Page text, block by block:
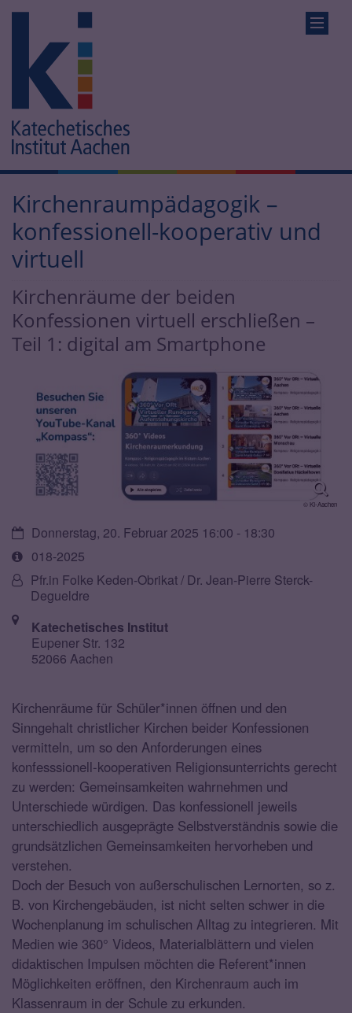
Kirchenraumpädagogik –
konfessionell-kooperativ und
virtuell
Kirchenräume der beiden
Konfessionen virtuell erschließen –
Teil 1: digital am Smartphone
© KI-Aachen
Datum:Donnerstag, 20. Februar 2025 16:00 - 18:30
Art
bzw.
Nummer:
018-2025
Von:Pfr.in Folke Keden-Obrikat / Dr. Jean-Pierre Sterck-
Degueldre
Ort: Katechetisches Institut
Eupener Str. 132
52066 Aachen
Kirchenräume für Schüler*innen öffnen und den
Sinngehalt christlicher Kirchen beider Konfessionen
vermitteln, um so den Anforderungen eines
konfesssionell-kooperativen Religionsunterrichts gerecht
zu werden: Gemeinsamkeiten wahrnehmen und
Unterschiede würdigen. Das konfessionell jeweils
unterschiedlich ausgeprägte Selbstverständnis sowie die
grundsätzlichen Gemeinsamkeiten hervorheben und
verstehen.
Doch der Besuch von außerschulischen Lernorten, so z.
B. von Kirchengebäuden, ist nicht selten schwer in die
Wochenplanung im schulischen Alltag zu integrieren. Mit
Medien wie 360° Videos, Materialblättern und vielen
didaktischen Impulsen möchten die Referent*innen
Möglichkeiten eröffnen, den Kirchenraum auch im
Klassenraum in der Schule zu erkunden.